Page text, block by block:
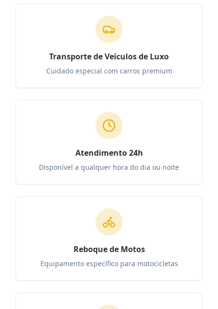
Transporte de Veículos de Luxo
Cuidado especial com carros premium
Atendimento 24h
Disponível a qualquer hora do dia ou noite
Reboque de Motos
Equipamento específico para motocicletas